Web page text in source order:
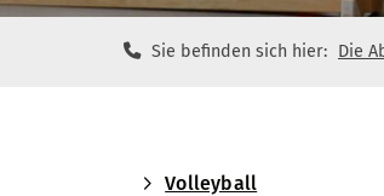
Sie befinden sich hier: Die
Volleyball